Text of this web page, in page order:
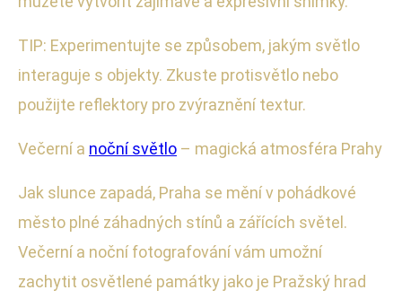
TIP: Experimentujte se způsobem, jakým světlo
interaguje s objekty. Zkuste protisvětlo nebo
použijte reflektory pro zvýraznění textur.
Večerní a noční světlo – magická atmosféra Prahy
Jak slunce zapadá, Praha se mění v pohádkové
město plné záhadných stínů a zářících světel.
Večerní a noční fotografování vám umožní
zachytit osvětlené památky jako je Pražský hrad